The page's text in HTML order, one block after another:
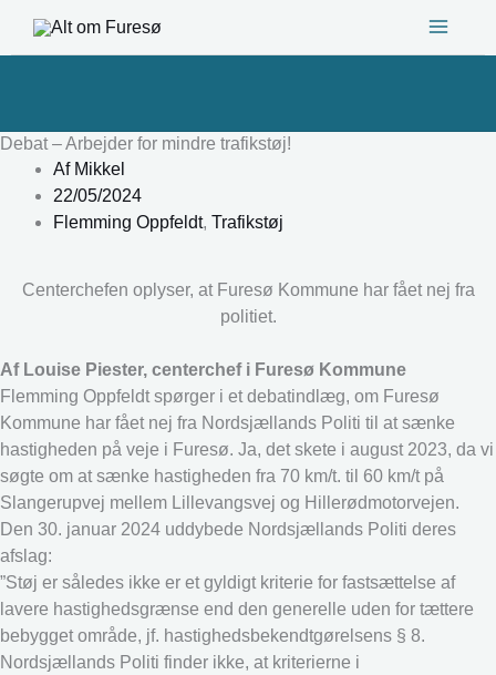
Debat – Arbejder for mindre trafikstøj!
AfMikkel
22/05/2024
Flemming Oppfeldt, Trafikstøj
Centerchefen oplyser, at Furesø Kommune har fået nej fra
politiet.
Af Louise Piester, centerchef i Furesø Kommune
Flemming Oppfeldt spørger i et debatindlæg, om Furesø
Kommune har fået nej fra Nordsjællands Politi til at sænke
hastigheden på veje i Furesø. Ja, det skete i august 2023, da vi
søgte om at sænke hastigheden fra 70 km/t. til 60 km/t på
Slangerupvej mellem Lillevangsvej og Hillerødmotorvejen.
Den 30. januar 2024 uddybede Nordsjællands Politi deres
afslag:
”Støj er således ikke er et gyldigt kriterie for fastsættelse af
lavere hastighedsgrænse end den generelle uden for tættere
bebygget område, jf. hastighedsbekendtgørelsens § 8.
Nordsjællands Politi finder ikke, at kriterierne i